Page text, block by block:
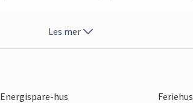
til grillmiddag under taket
Les mer
Energispare-hus